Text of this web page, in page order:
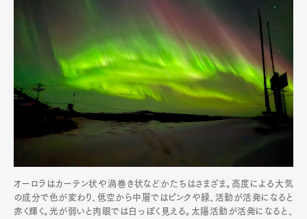
オーロラはカーテン状や渦巻き状などかたちはさまざま。高度による大気
の成分で色が変わり、低空から中層ではピンクや緑、活動が活発になると
赤く輝く。光が弱いと肉眼では白っぽく見える。太陽活動が活発になると、